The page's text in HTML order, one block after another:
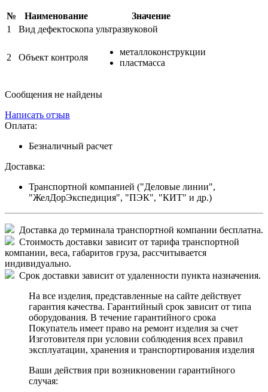
№ Наименование
Значение
1
Вид дефектоскопа ультразвуковой
2 Объект контроля
металлоконструкции
пластмасса
Сообщения не найдены
Написать отзыв
Оплата:
Безналичный расчет
Доставка:
Транспортной компанией ("Деловые линии",
"ЖелДорЭкспедиция", "ПЭК", "КИТ" и др.)
Доставка до терминала транспортной компании бесплатна.
Стоимость доставки зависит от тарифа транспортной
компании, веса, габаритов груза, рассчитывается
индивидуально.
Срок доставки зависит от удаленности пункта назначения.
На все изделия, представленные на сайте действует
гарантия качества. Гарантийный срок зависит от типа
оборудования. В течение гарантийного срока
Покупатель имеет право на ремонт изделия за счет
Изготовителя при условии соблюдения всех правил
эксплуатации, хранения и транспортирования изделия
Ваши действия при возникновении гарантийного
случая: